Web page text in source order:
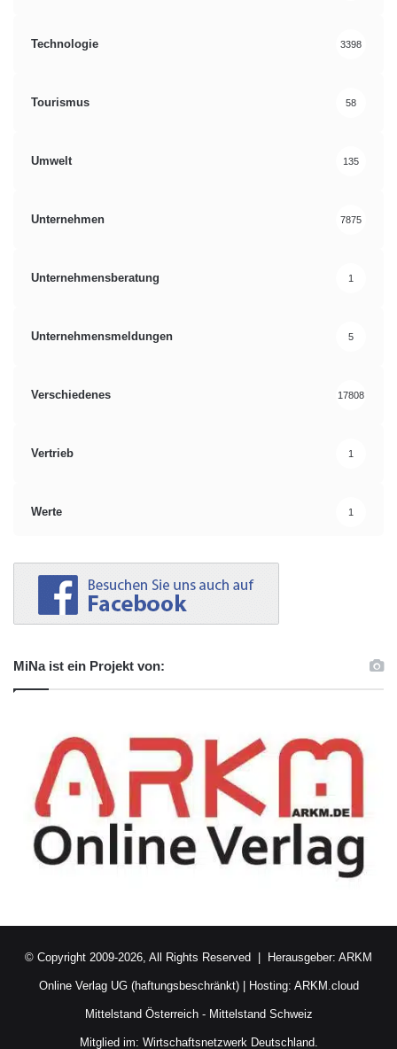
Technologie 3398
Tourismus 58
Umwelt 135
Unternehmen 7875
Unternehmensberatung 1
Unternehmensmeldungen 5
Verschiedenes 17808
Vertrieb 1
Werte 1
MiNa ist ein Projekt von:
© Copyright 2009-2026, All Rights Reserved | Herausgeber: ARKM
Online Verlag UG (haftungsbeschränkt)| Hosting: ARKM.cloud
Mittelstand Österreich- Mittelstand Schweiz
Mitglied im: Wirtschaftsnetzwerk Deutschland.